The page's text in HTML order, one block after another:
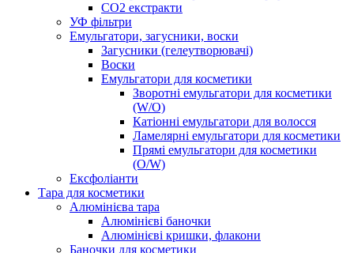
СО2 екстракти
УФ фільтри
Емульгатори, загусники, воски
Загусники (гелеутворювачі)
Воски
Емульгатори для косметики
Зворотні емульгатори для косметики
(W/O)
Катіонні емульгатори для волосся
Ламелярні емульгатори для косметики
Прямі емульгатори для косметики
(O/W)
Ексфоліанти
Тара для косметики
Алюмінієва тара
Алюмінієві баночки
Алюмінієві кришки, флакони
Баночки для косметики